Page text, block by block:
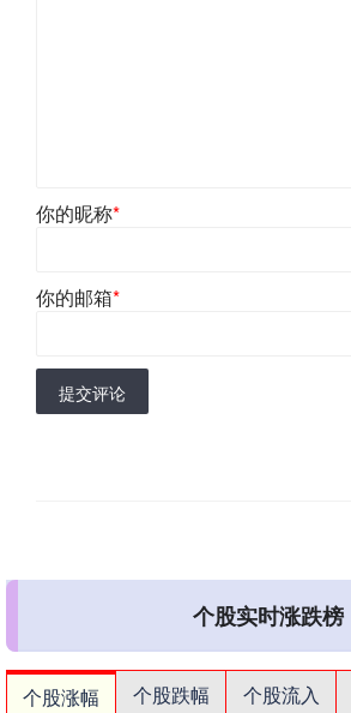
你的昵称*
你的邮箱*
提交评论
个股实时涨跌榜
个股涨幅 个股跌幅 个股流入